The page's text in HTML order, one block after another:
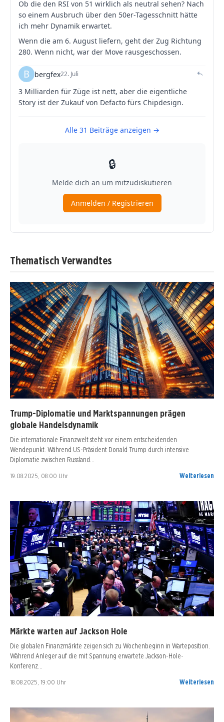
Thematisch Verwandtes
Trump-Diplomatie und Marktspannungen prägen
globale Handelsdynamik
Die internationale Finanzwelt steht vor einem entscheidenden
Wendepunkt. Während US-Präsident Donald Trump durch intensive
Diplomatie zwischen Russland…
19.08.2025, 08:00 Uhr Weiterlesen
Märkte warten auf Jackson Hole
Die globalen Finanzmärkte zeigen sich zu Wochenbeginn in Warteposition.
Während Anleger auf die mit Spannung erwartete Jackson-Hole-
Konferenz…
18.08.2025, 19:00 Uhr Weiterlesen